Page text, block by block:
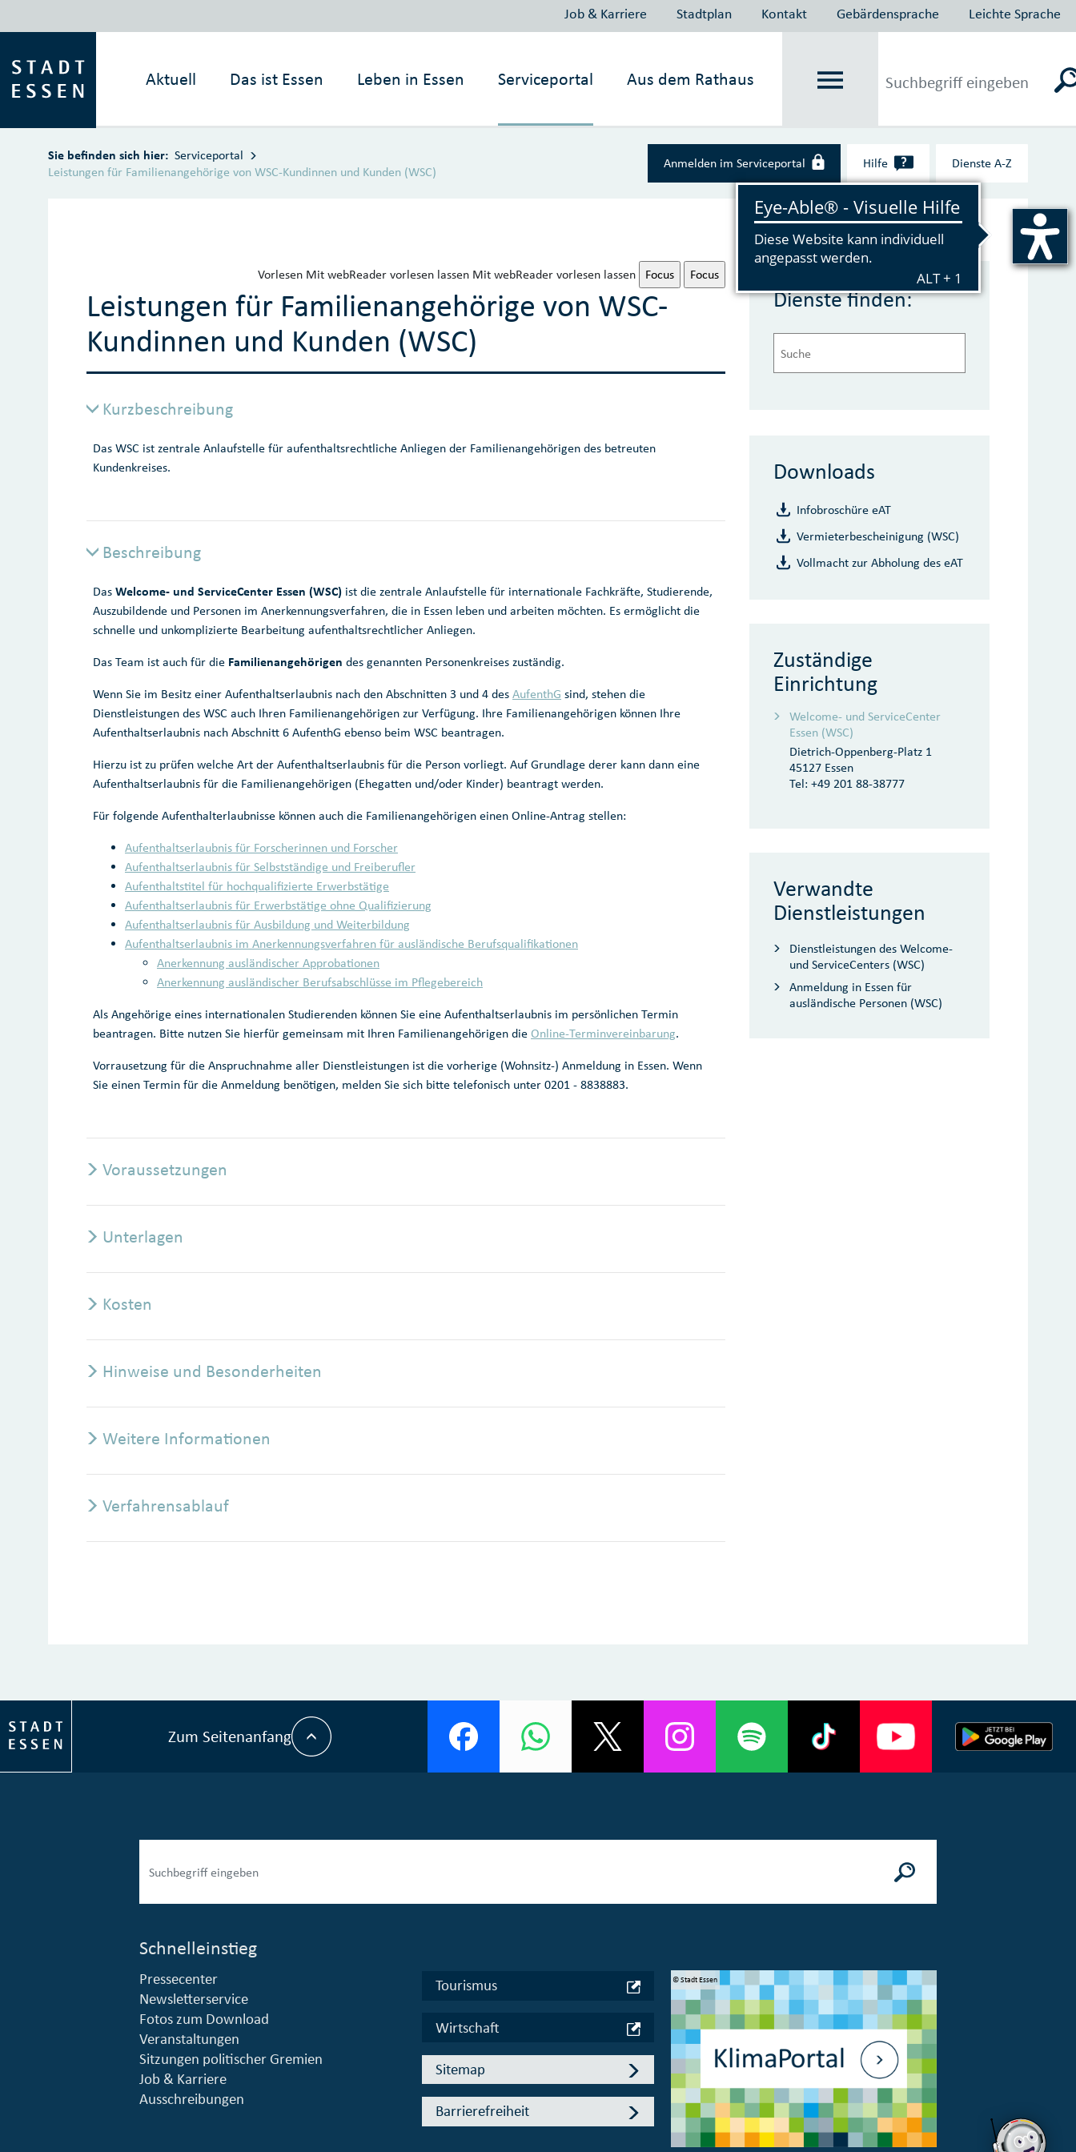
Job & Karriere Stadtplan Kontakt Gebärdensprache Leichte Sprache
Aktuell Das ist Essen Leben in Essen Serviceportal Aus dem Rathaus
Sie befinden sich hier: Serviceportal
Leistungen für Familienangehörige von WSC-Kundinnen und Kunden (WSC)
Anmelden im Serviceportal Hilfe ? Dienste A‑Z
Vorlesen Mit webReader vorlesen lassen Mit webReader vorlesen lassen Focus Focus
Leistungen für Familienangehörige von WSC-
Kundinnen und Kunden (WSC)
Kurzbeschreibung
Das WSC ist zentrale Anlaufstelle für aufenthaltsrechtliche Anliegen der Familienangehörigen des betreuten
Kundenkreises.
Beschreibung
Das Welcome- und ServiceCenter Essen (WSC) ist die zentrale Anlaufstelle für internationale Fachkräfte, Studierende,
Auszubildende und Personen im Anerkennungsverfahren, die in Essen leben und arbeiten möchten. Es ermöglicht die
schnelle und unkomplizierte Bearbeitung aufenthaltsrechtlicher Anliegen.
Das Team ist auch für die Familienangehörigen des genannten Personenkreises zuständig.
Wenn Sie im Besitz einer Aufenthaltserlaubnis nach den Abschnitten 3 und 4 des AufenthG sind, stehen die
Dienstleistungen des WSC auch Ihren Familienangehörigen zur Verfügung. Ihre Familienangehörigen können Ihre
Aufenthaltserlaubnis nach Abschnitt 6 AufenthG ebenso beim WSC beantragen.
Hierzu ist zu prüfen welche Art der Aufenthaltserlaubnis für die Person vorliegt. Auf Grundlage derer kann dann eine
Aufenthaltserlaubnis für die Familienangehörigen (Ehegatten und/oder Kinder) beantragt werden.
Für folgende Aufenthalterlaubnisse können auch die Familienangehörigen einen Online-Antrag stellen:
Aufenthaltserlaubnis für Forscherinnen und Forscher
Aufenthaltserlaubnis für Selbstständige und Freiberufler
Aufenthaltstitel für hochqualifizierte Erwerbstätige
Aufenthaltserlaubnis für Erwerbstätige ohne Qualifizierung
Aufenthaltserlaubnis für Ausbildung und Weiterbildung
Aufenthaltserlaubnis im Anerkennungsverfahren für ausländische Berufsqualifikationen
Anerkennung ausländischer Approbationen
Anerkennung ausländischer Berufsabschlüsse im Pflegebereich
Als Angehörige eines internationalen Studierenden können Sie eine Aufenthaltserlaubnis im persönlichen Termin
beantragen. Bitte nutzen Sie hierfür gemeinsam mit Ihren Familienangehörigen die Online-Terminvereinbarung.
Vorrausetzung für die Anspruchnahme aller Dienstleistungen ist die vorherige (Wohnsitz-) Anmeldung in Essen. Wenn
Sie einen Termin für die Anmeldung benötigen, melden Sie sich bitte telefonisch unter 0201 - 8838883.
Voraussetzungen
Unterlagen
Kosten
Hinweise und Besonderheiten
Weitere Informationen
Verfahrensablauf
Dienste finden:
Downloads
Infobroschüre eAT
Vermieterbescheinigung (WSC)
Vollmacht zur Abholung des eAT
Zuständige
Einrichtung
Welcome- und ServiceCenter
Essen (WSC)
Dietrich-Oppenberg-Platz 1
45127 Essen
Tel: +49 201 88-38777
Verwandte
Dienstleistungen
Dienstleistungen des Welcome-
und ServiceCenters (WSC)
Anmeldung in Essen für
ausländische Personen (WSC)
Zum Seitenanfang
Schnelleinstieg
Pressecenter
Newsletterservice
Fotos zum Download
Veranstaltungen
Sitzungen politischer Gremien
Job & Karriere
Ausschreibungen
Tourismus
Wirtschaft
Sitemap
Barrierefreiheit
© Stadt Essen, Presse- und Kommunikationsamt © Manifesta 16 Ruhr gGmbH © Stadt Essen